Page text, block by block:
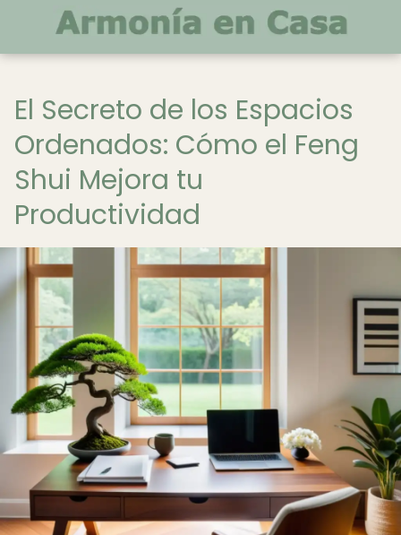
El Secreto de los Espacios
Ordenados: Cómo el Feng
Shui Mejora tu
Productividad